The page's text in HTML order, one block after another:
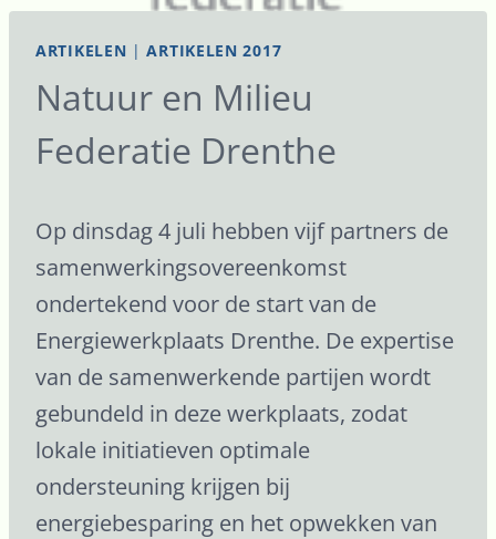
ARTIKELEN |ARTIKELEN 2017
Natuur en Milieu
Federatie Drenthe
Op dinsdag 4 juli hebben vijf partners de
samenwerkingsovereenkomst
ondertekend voor de start van de
Energiewerkplaats Drenthe. De expertise
van de samenwerkende partijen wordt
gebundeld in deze werkplaats, zodat
lokale initiatieven optimale
ondersteuning krijgen bij
energiebesparing en het opwekken van